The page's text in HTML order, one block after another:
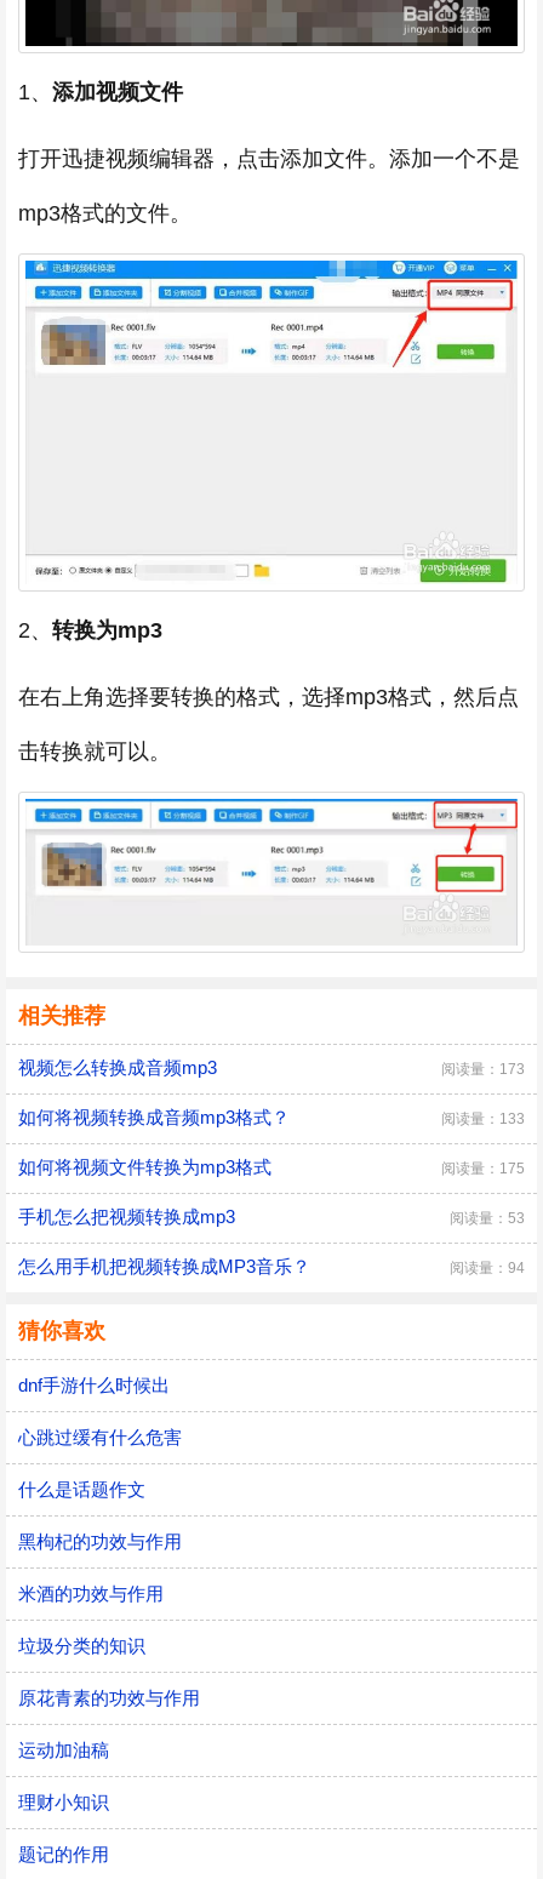
1、 添加视频文件
打开迅捷视频编辑器，点击添加文件。添加一个不是
mp3格式的文件。
2、 转换为mp3
在右上角选择要转换的格式，选择mp3格式，然后点
击转换就可以。
相关推荐
视频怎么转换成音频mp3 阅读量：173
如何将视频转换成音频mp3格式？ 阅读量：133
如何将视频文件转换为mp3格式 阅读量：175
手机怎么把视频转换成mp3 阅读量：53
怎么用手机把视频转换成MP3音乐？ 阅读量：94
猜你喜欢
dnf手游什么时候出
心跳过缓有什么危害
什么是话题作文
黑枸杞的功效与作用
米酒的功效与作用
垃圾分类的知识
原花青素的功效与作用
运动加油稿
理财小知识
题记的作用